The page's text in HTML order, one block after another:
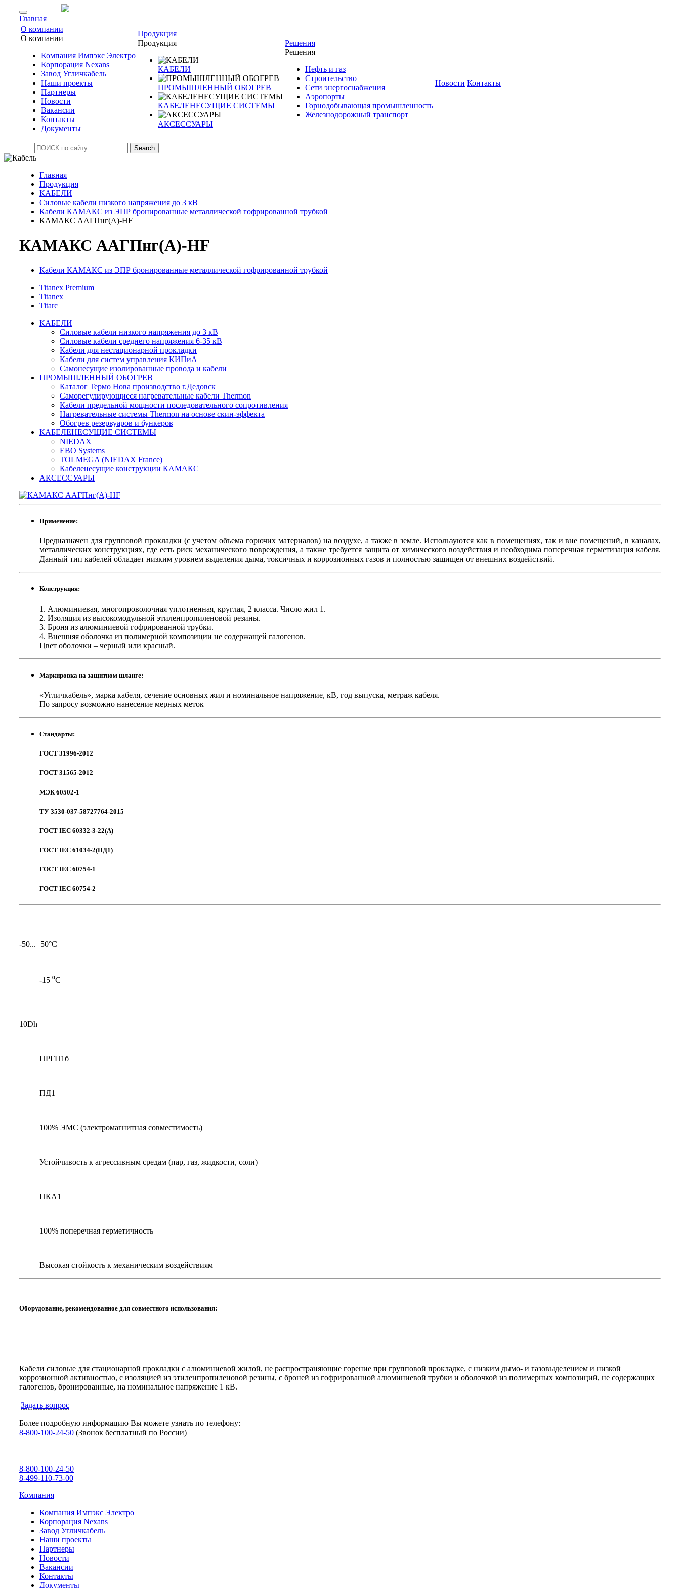
Главная
О компании
О компании
Компания Импэкс Электро
Корпорация Nexans
Завод Угличкабель
Наши проекты
Партнеры
Новости
Вакансии
Контакты
Документы
Продукция
Продукция
КАБЕЛИ
ПРОМЫШЛЕННЫЙ ОБОГРЕВ
КАБЕЛЕНЕСУЩИЕ СИСТЕМЫ
АКСЕССУАРЫ
Решения
Решения
Нефть и газ
Строительство
Сети энергоснабжения
Аэропорты
Горнодобывающая промышленность
Железнодорожный транспорт
Новости Контакты
Search
Главная
Продукция
КАБЕЛИ
Силовые кабели низкого напряжения до 3 кВ
Кабели КАМАКС из ЭПР бронированные металлической гофрированной трубкой
КАМАКС ААГПнг(А)-HF
КАМАКС ААГПнг(А)-HF
Кабели КАМАКС из ЭПР бронированные металлической гофрированной трубкой
Titanex Premium
Titanex
Titarc
КАБЕЛИ
Силовые кабели низкого напряжения до 3 кВ
Силовые кабели среднего напряжения 6-35 кВ
Кабели для нестационарной прокладки
Кабели для систем управления КИПиА
Самонесущие изолированные провода и кабели
ПРОМЫШЛЕННЫЙ ОБОГРЕВ
Каталог Термо Нова производство г.Дедовск
Саморегулирующиеся нагревательные кабели Thermon
Кабели предельной мощности последовательного сопротивления
Нагревательные системы Thermon на основе скин-эффекта
Обогрев резервуаров и бункеров
КАБЕЛЕНЕСУЩИЕ СИСТЕМЫ
NIEDAX
EBO Systems
TOLMEGA (NIEDAX France)
Кабеленесущие конструкции КАМАКС
АКСЕССУАРЫ
Применение:
Предназначен для групповой прокладки (с учетом объема горючих материалов) на воздухе, а также в земле. Используются как в помещениях, так и вне помещений, в каналах,
металлических конструкциях, где есть риск механического повреждения, а также требуется защита от химического воздействия и необходима поперечная герметизация кабеля.
Данный тип кабелей обладает низким уровнем выделения дыма, токсичных и коррозионных газов и полностью защищен от внешних воздействий.
Конструкция:
1. Алюминиевая, многопроволочная уплотненная, круглая, 2 класса. Число жил 1.
2. Изоляция из высокомодульной этиленпропиленовой резины.
3. Броня из алюминиевой гофрированной трубки.
4. Внешняя оболочка из полимерной композиции не содержащей галогенов.
Цвет оболочки – черный или красный.
Маркировка на защитном шланге:
«Угличкабель», марка кабеля, сечение основных жил и номинальное напряжение, кВ, год выпуска, метраж кабеля.
По запросу возможно нанесение мерных меток
Стандарты:
ГОСТ 31996-2012
ГОСТ 31565-2012
МЭК 60502-1
ТУ 3530-037-58727764-2015
ГОСТ IEC 60332-3-22(A)
ГОСТ IEC 61034-2(ПД1)
ГОСТ IEC 60754-1
ГОСТ IEC 60754-2
-50...+50°С
-15 ⁰С
10Dh
ПРГП1б
ПД1
100% ЭМС (электромагнитная совместимость)
Устойчивость к агрессивным средам (пар, газ, жидкости, соли)
ПКА1
100% поперечная герметичность
Высокая стойкость к механическим воздействиям
Оборудование, рекомендованное для совместного использования:
Кабели силовые для стационарной прокладки с алюминиевой жилой, не распространяющие горение при групповой прокладке, с низким дымо- и газовыделением и низкой
коррозионной активностью, с изоляцией из этиленпропиленовой резины, с броней из гофрированной алюминиевой трубки и оболочкой из полимерных композиций, не содержащих
галогенов, бронированные, на номинальное напряжение 1 кВ.
Задать вопрос
Более подробную информацию Вы можете узнать по телефону:
8-800-100-24-50 (Звонок бесплатный по России)
8-800-100-24-50
8-499-110-73-00
Компания
Компания Импэкс Электро
Корпорация Nexans
Завод Угличкабель
Наши проекты
Партнеры
Новости
Вакансии
Контакты
Документы